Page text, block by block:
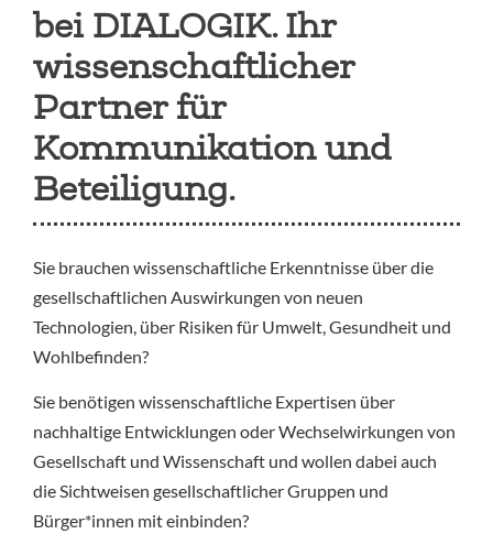
bei DIALOGIK. Ihr
wissenschaftlicher
Partner für
Kommunikation und
Beteiligung.
Sie brauchen wissenschaftliche Erkenntnisse über die
gesellschaftlichen Auswirkungen von neuen
Technologien, über Risiken für Umwelt, Gesundheit und
Wohlbefinden?
Sie benötigen wissenschaftliche Expertisen über
nachhaltige Entwicklungen oder Wechselwirkungen von
Gesellschaft und Wissenschaft und wollen dabei auch
die Sichtweisen gesellschaftlicher Gruppen und
Bürger*innen mit einbinden?